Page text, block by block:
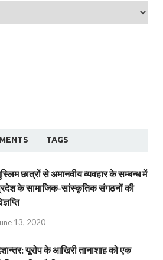
TAGS
छात्रों से अमानवीय व्यवहार के सम्बन्ध में
के सामाजिक-सांस्कृतिक संगठनों की
13, 2020
यूरोप के आखिरी तानाशाह को एक